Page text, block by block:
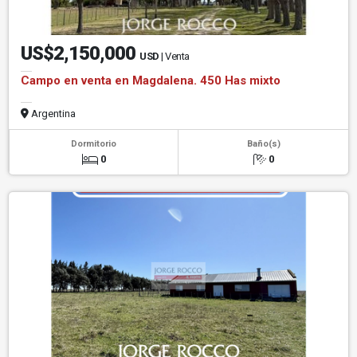
US$2,150,000 USD | Venta
Campo en venta en Magdalena. 450 Has mixto
Argentina
Dormitorio
0
Baño(s)
0